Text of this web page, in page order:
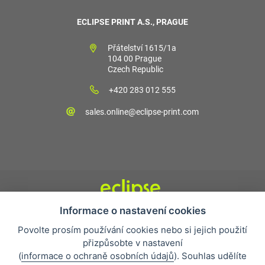
ECLIPSE PRINT A.S., PRAGUE
Přátelství 1615/1a
104 00 Prague
Czech Republic
+420 283 012 555
sales.online@eclipse-print.com
Obchodní podmínky
Nejčastější otázky
Ochrana osobních údajů
O společnosti
Informace o nastavení cookies
Povolte prosím používání cookies nebo si jejich použití
přizpůsobte v nastavení
(informace o ochraně osobních údajů). Souhlas udělíte